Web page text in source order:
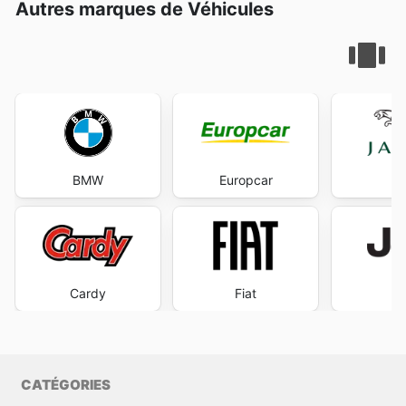
Autres marques de Véhicules
BMW
Cardy
Europcar
Fiat
CATÉGORIES